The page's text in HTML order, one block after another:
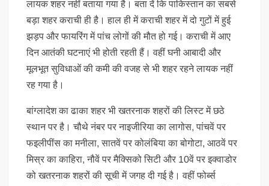
लायक शहर नहीं बताया गया है। बता दें कि पाकिस्तान का सबसे
बड़ा शहर कराची ही है। हाल ही में कराची शहर में दो गुटों में हुई
झड़प और फायरिंग में पांच लोगों की मौत हो गई। कराची में आए
दिन आतंकी घटनाएं भी होती रहती हैं। वहीं घनी आबादी और
मूलभूत सुविधाओं की कमी की वजह से भी शहर रहने लायक नहीं
रह गया है।
बांग्लादेश का ढाका शहर भी खतरनाक शहरों की लिस्ट में छठे
स्थान पर है। चौथे नंबर पर नाइजीरिया का लागोस, पांचवें पर
फइलीपींस का मनीला, सातवें पर कोलंबिया का बोगोटा, आठवें पर
मिस्र का काहिरा, नौवें पर मैक्सिको सिटी और 10वें पर इक्वाडोर
को खतरनाक शहरों की सूची में जगह दी गई है। वहीं फोर्ब्स